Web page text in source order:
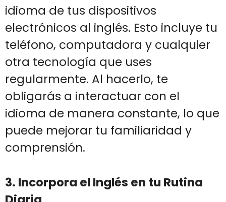
idioma de tus dispositivos
electrónicos al inglés. Esto incluye tu
teléfono, computadora y cualquier
otra tecnología que uses
regularmente. Al hacerlo, te
obligarás a interactuar con el
idioma de manera constante, lo que
puede mejorar tu familiaridad y
comprensión.
3. Incorpora el Inglés en tu Rutina